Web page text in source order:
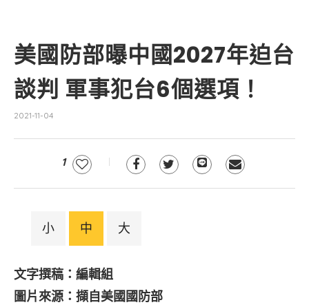
美國防部曝中國2027年迫台
談判 軍事犯台6個選項！
2021-11-04
1
小 中 大
文字撰稿：編輯組
圖片來源：擷自美國國防部